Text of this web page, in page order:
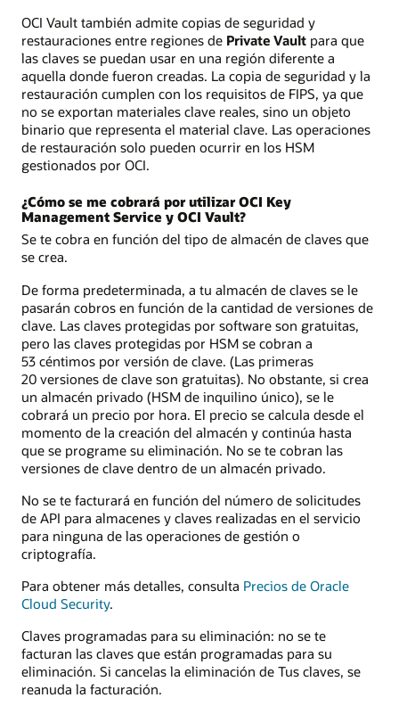
OCI Vault también admite copias de seguridad y
restauraciones entre regiones de Private Vault para que
las claves se puedan usar en una región diferente a
aquella donde fueron creadas. La copia de seguridad y la
restauración cumplen con los requisitos de FIPS, ya que
no se exportan materiales clave reales, sino un objeto
binario que representa el material clave. Las operaciones
de restauración solo pueden ocurrir en los HSM
gestionados por OCI.
¿Cómo se me cobrará por utilizar OCI Key
Management Service y OCI Vault?
Se te cobra en función del tipo de almacén de claves que
se crea.
De forma predeterminada, a tu almacén de claves se le
pasarán cobros en función de la cantidad de versiones de
clave. Las claves protegidas por software son gratuitas,
pero las claves protegidas por HSM se cobran a
53 céntimos por versión de clave. (Las primeras
20 versiones de clave son gratuitas). No obstante, si crea
un almacén privado (HSM de inquilino único), se le
cobrará un precio por hora. El precio se calcula desde el
momento de la creación del almacén y continúa hasta
que se programe su eliminación. No se te cobran las
versiones de clave dentro de un almacén privado.
No se te facturará en función del número de solicitudes
de API para almacenes y claves realizadas en el servicio
para ninguna de las operaciones de gestión o
criptografía.
Para obtener más detalles, consulta Precios de Oracle
Cloud Security.
Claves programadas para su eliminación: no se te
facturan las claves que están programadas para su
eliminación. Si cancelas la eliminación de Tus claves, se
reanuda la facturación.